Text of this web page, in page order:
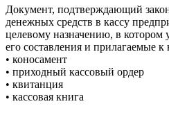
Документ, подтверждающий
денежных средств в кассу
целевому назначению, в котором
его составления и прилагаемые
• коносамент
• приходный кассовый ордер
• квитанция
• кассовая книга